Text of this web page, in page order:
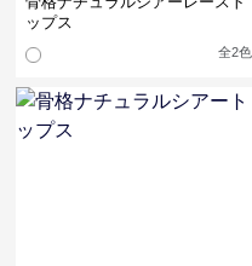
ップス
全2色